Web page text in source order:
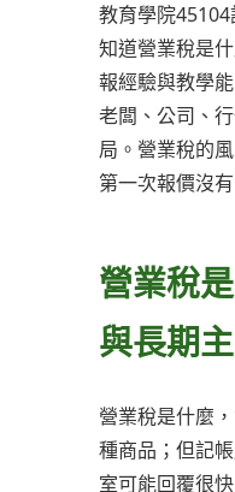
教育學院
知道營業稅是
報經驗與教學
老闆、公司、
局。營業稅的
第一次報價沒
營業稅
與長期
營業稅是什麼
種商品；但記
室可能回覆很